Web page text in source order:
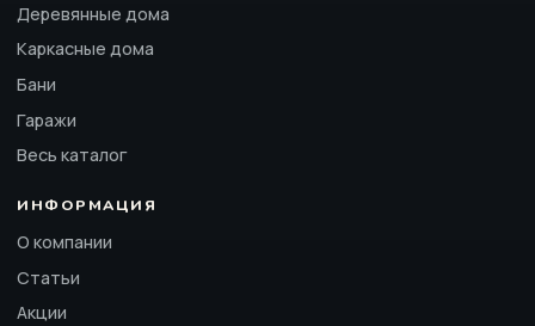
Деревянные дома
Каркасные дома
Бани
Гаражи
Весь каталог
ИНФОРМАЦИЯ
О компании
Статьи
Акции